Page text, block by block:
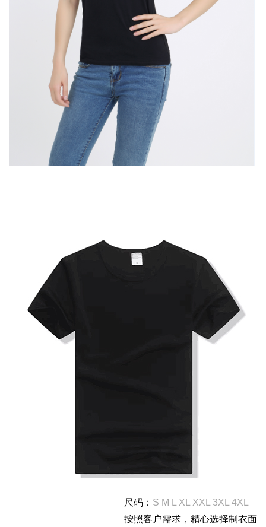
尺码： S M L XL XXL 3XL 4XL
按照客户需求，精心选择制衣面